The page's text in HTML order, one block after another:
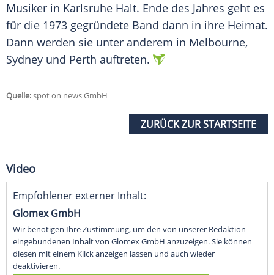
Musiker in Karlsruhe Halt. Ende des Jahres geht es
für die 1973 gegründete Band dann in ihre Heimat.
Dann werden sie unter anderem in Melbourne,
Sydney und Perth auftreten.
Quelle:spot on news GmbH
ZURÜCK ZUR STARTSEITE
Video
Empfohlener externer Inhalt:
Glomex GmbH
Wir benötigen Ihre Zustimmung, um den von unserer Redaktion
eingebundenen Inhalt von Glomex GmbH anzuzeigen. Sie können
diesen mit einem Klick anzeigen lassen und auch wieder
deaktivieren.